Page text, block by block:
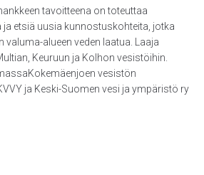
tavoitteena on toteuttaa
etsiä uusia kunnostuskohteita, jotka
alueen veden laatua. Laaja
Keuruun ja Kolhon vesistöihin.
vesistön
ja Keski-Suomen vesi ja ympäristö ry